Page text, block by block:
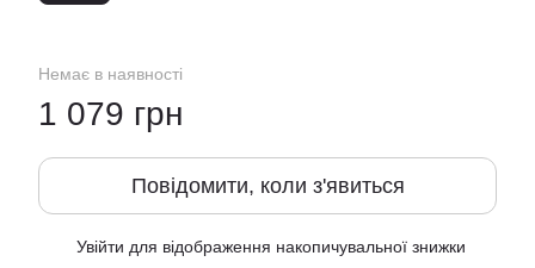
Немає в наявності
1 079 грн
Повідомити, коли з'явиться
Увійти для відображення накопичувальної знижки